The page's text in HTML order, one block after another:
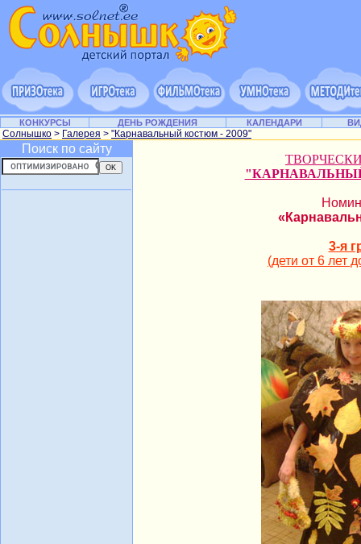
КОНКУРСЫ ДЕНЬ РОЖДЕНИЯ КАЛЕНДАРИ
Солнышко > Галерея > "Карнавальный костюм - 2009"
Поиск по сайту
3-я
(дети от 6 лет